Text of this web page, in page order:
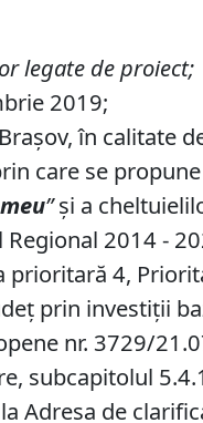
legate de proiect;
2019;
în calitate
care se
”şi a
2014 -
4,
prin investiţii
nr. 3729/
subcapitolul
Adresa de